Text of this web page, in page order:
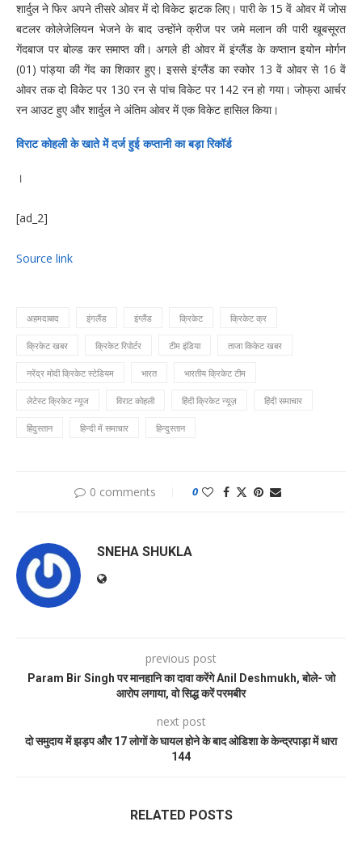
शार्दुल ने फिर अपने तीसरे ओवर में दो विकेट झटक लिए। पारी के 15 वें ओवर में जोस
बटलर कोलेजेलियन भेजने के बाद उन्होंने क्रीज पर जमे मलान की पारी खूबसूरत
गेंदबाज पर बोल्ड कर समाप्त की। अगले ही ओवर में इंग्लैंड के कप्तान इयोन मोर्गन
(01) पांड्या की गेंद का शिकार हुए। इससे इंग्लैंड का स्कोर 13 वें ओवर से 16 वें
ओवर तक दो विकेट पर 130 रन से पांच विकेट पर 142 रन हो गया। जोफ्रा आर्चर
रन आउट हुए और शार्दुल ने अंतिम ओवर में एक विकेट हासिल किया।
विराट कोहली के खाते में दर्ज हुई कप्तानी का बड़ा रिकॉर्ड
।
[ad_2]
Source link
अहमदाबाद इंगलैंड इंग्लैंड क्रिकेट क्रिकेट क्र
क्रिकेट खबर क्रिकेट रिपोर्टर टीम इंडिया ताजा किकेट खबर
नरेंद्र मोदी क्रिकेट स्टेडियम भारत भारतीय क्रिकेट टीम
लेटेस्ट क्रिकेट न्यूज विराट कोहली हिंदी क्रिकेट न्यूज़ हिंदी समाचार
हिंदुस्तान हिन्दी में समाचार हिन्दुस्तान
0 comments 0
SNEHA SHUKLA
previous post
Param Bir Singh पर मानहानि का दावा करेंगे Anil Deshmukh, बोले- जो
आरोप लगाया, वो सिद्ध करें परमबीर
next post
दो समुदाय में झड़प और 17 लोगों के घायल होने के बाद ओडिशा के केन्द्रपाड़ा में धारा
144
RELATED POSTS